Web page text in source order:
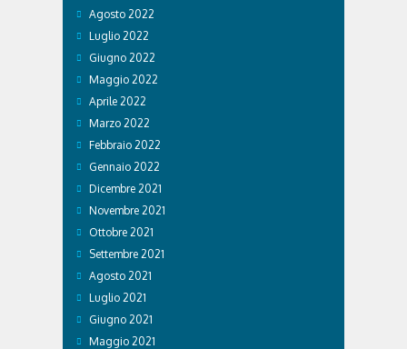
Agosto 2022
Luglio 2022
Giugno 2022
Maggio 2022
Aprile 2022
Marzo 2022
Febbraio 2022
Gennaio 2022
Dicembre 2021
Novembre 2021
Ottobre 2021
Settembre 2021
Agosto 2021
Luglio 2021
Giugno 2021
Maggio 2021